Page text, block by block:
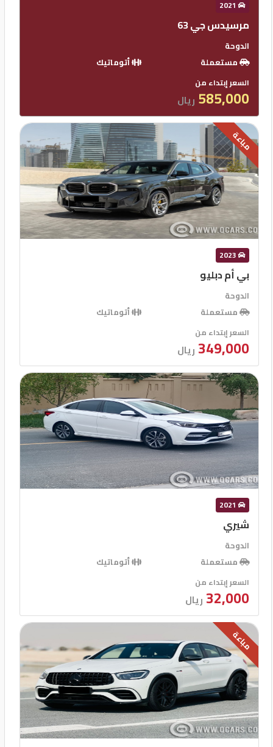
2021
مرسيدس جي 63
الدوحة
مستعملة
أتوماتيك
السعر إبتداء من
585,000 ريال
مباعة
2023
بي أم دبليو
الدوحة
مستعملة
أتوماتيك
السعر إبتداء من
349,000 ريال
2021
شيري
الدوحة
مستعملة
أتوماتيك
السعر إبتداء من
32,000 ريال
مباعة